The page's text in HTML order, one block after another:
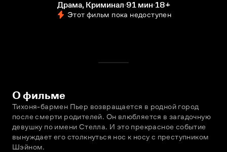
Драма, Криминал 91 мин 18+
Этот фильм пока недоступен
О фильме
Тихоня-бармен Пьер возвращается в родной город
после смерти родителей. Он влюбляется в загадочную
девушку по имени Стелла. И это прекрасное событие
вынуждает его столкнуться нос к носу с преступником
Шэйном.